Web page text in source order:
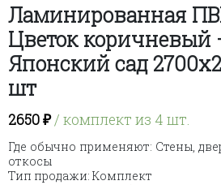
Ламинированная
Цветок коричневый
Японский сад
шт
2650₽/ комплект из 4 шт.
Где обычно применяют: Стены,
откосы
Тип продажи: Комплект